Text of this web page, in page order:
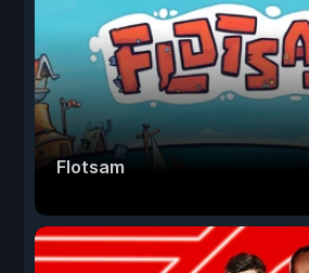
Flotsam